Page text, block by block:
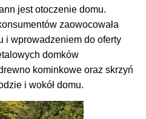
jest otoczenie domu.
zaowocowała
i wprowadzeniem do oferty
domków
kominkowe oraz skrzyń
i wokół domu.